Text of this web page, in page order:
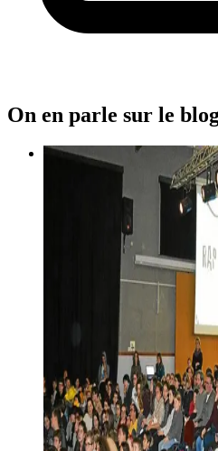
On en parle sur le
7 février 2019
Collège Diwan. Fête à
Le collège Diwan Penn-ar-
traditionnelle fête à
représentés devant une salle